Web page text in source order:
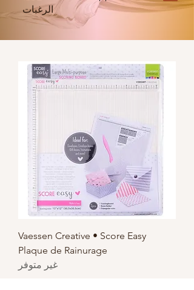
الرغبات
Vaessen Creative • Score Easy
Plaque de Rainurage
غير متوفر